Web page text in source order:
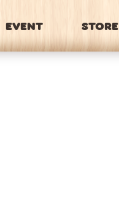
EVENT STORE